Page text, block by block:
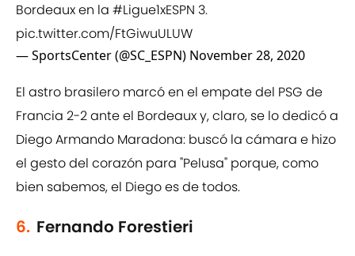
Bordeaux en la #Ligue1xESPN 3.
pic.twitter.com/FtGiwuULUW
— SportsCenter (@SC_ESPN) November 28, 2020
El astro brasilero marcó en el empate del PSG de
Francia 2-2 ante el Bordeaux y, claro, se lo dedicó a
Diego Armando Maradona: buscó la cámara e hizo
el gesto del corazón para "Pelusa" porque, como
bien sabemos, el Diego es de todos.
6. Fernando Forestieri